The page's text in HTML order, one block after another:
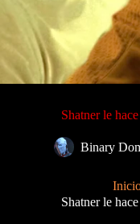
Shatner le
Binary
Shatner le